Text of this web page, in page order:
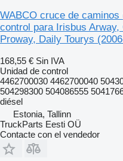
WABCO cruce de caminos
control para Irisbus
Proway, Daily Tourys
168,55 € Sin IVA
Unidad de control
4462700030 4462700040
504298300 504086555
diésel
Estonia, Tallinn
TruckParts Eesti OÜ
Contacte con el vendedor